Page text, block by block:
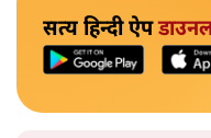
सत्य हिन्दी ऐप